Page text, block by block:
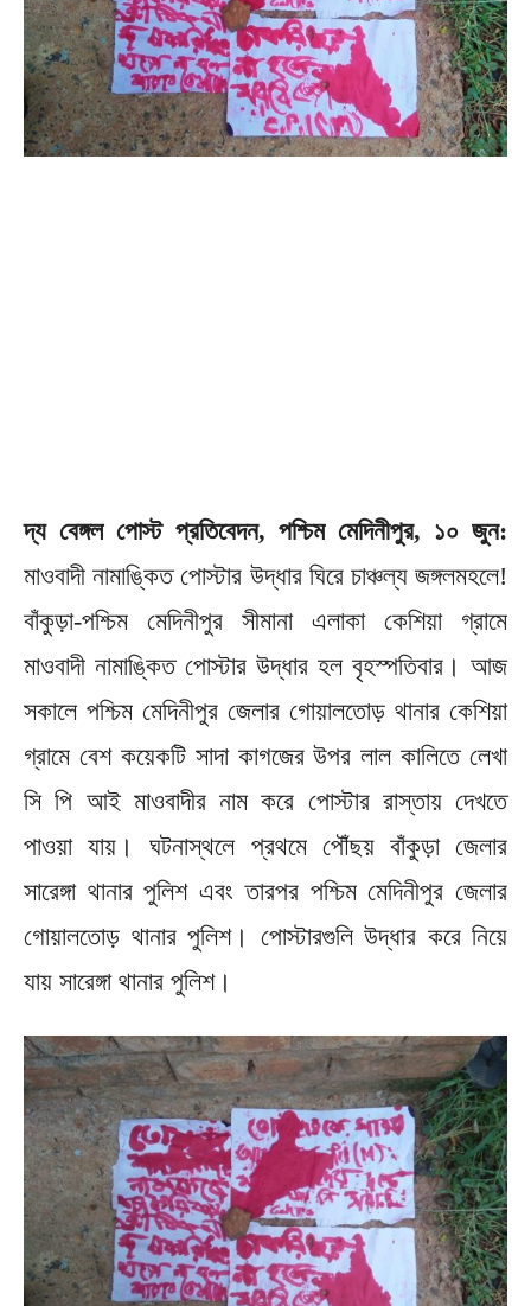
দ্য বেঙ্গল পোস্ট প্রতিবেদন, পশ্চিম মেদিনীপুর, ১০ জুন:
মাওবাদী নামাঙ্কিত পোস্টার উদ্ধার ঘিরে চাঞ্চল্য জঙ্গলমহলে!
বাঁকুড়া-পশ্চিম মেদিনীপুর সীমানা এলাকা কেশিয়া গ্রামে
মাওবাদী নামাঙ্কিত পোস্টার উদ্ধার হল বৃহস্পতিবার। আজ
সকালে পশ্চিম মেদিনীপুর জেলার গোয়ালতোড় থানার কেশিয়া
গ্রামে বেশ কয়েকটি সাদা কাগজের উপর লাল কালিতে লেখা
সি পি আই মাওবাদীর নাম করে পোস্টার রাস্তায় দেখতে
পাওয়া যায়। ঘটনাস্থলে প্রথমে পৌঁছয় বাঁকুড়া জেলার
সারেঙ্গা থানার পুলিশ এবং তারপর পশ্চিম মেদিনীপুর জেলার
গোয়ালতোড় থানার পুলিশ। পোস্টারগুলি উদ্ধার করে নিয়ে
যায় সারেঙ্গা থানার পুলিশ।